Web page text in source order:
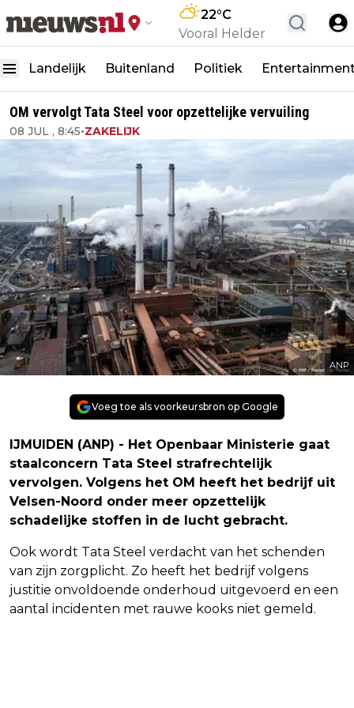
22°C
Vooral Helder
Landelijk Buitenland Politiek
OM vervolgt Tata Steel voor opzettelijke vervuiling
08 JUL , 8:45•ZAKELIJK
ANP
Voeg toe als voorkeursbron op Google
IJMUIDEN (ANP) - Het Openbaar Ministerie gaat
staalconcern Tata Steel strafrechtelijk
vervolgen. Volgens het OM heeft het bedrijf uit
Velsen-Noord onder meer opzettelijk
schadelijke stoffen in de lucht gebracht.
Ook wordt Tata Steel verdacht van het schenden
van zijn zorgplicht. Zo heeft het bedrijf volgens
justitie onvoldoende onderhoud uitgevoerd en een
aantal incidenten met rauwe kooks niet gemeld.